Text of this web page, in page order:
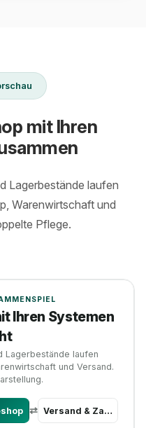
mit Ihren
Lagerbestände laufen
Warenwirtschaft und
Pflege.
Ihren Systemen
Lagerbestände laufen
und Versand.
Versand & Zahlung